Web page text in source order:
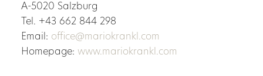
A-5020 Salzburg
Tel. +43 662 844 298
Email: office@mariokrankl.com
Homepage: www.mariokrankl.com